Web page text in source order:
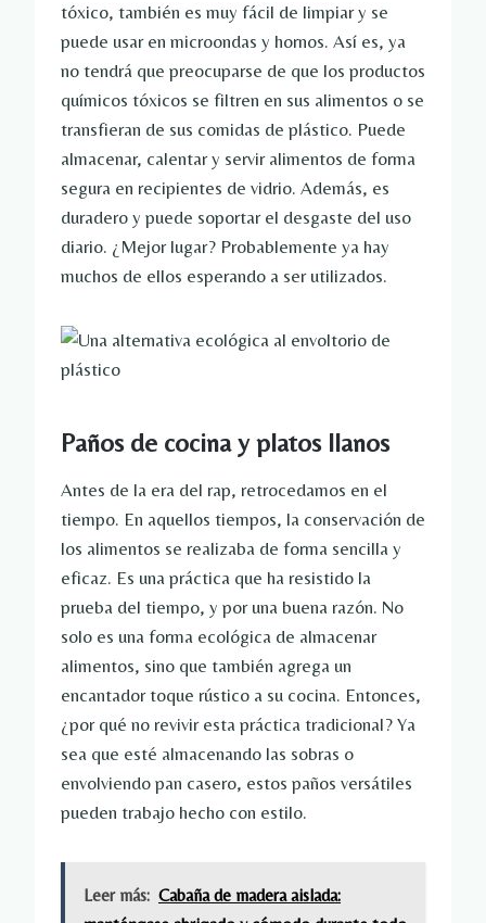
tóxico, también es muy fácil de limpiar y se
puede usar en microondas y hornos. Así es, ya
no tendrá que preocuparse de que los productos
químicos tóxicos se filtren en sus alimentos o se
transfieran de sus comidas de plástico. Puede
almacenar, calentar y servir alimentos de forma
segura en recipientes de vidrio. Además, es
duradero y puede soportar el desgaste del uso
diario. ¿Mejor lugar? Probablemente ya hay
muchos de ellos esperando a ser utilizados.
Paños de cocina y platos llanos
Antes de la era del rap, retrocedamos en el
tiempo. En aquellos tiempos, la conservación de
los alimentos se realizaba de forma sencilla y
eficaz. Es una práctica que ha resistido la
prueba del tiempo, y por una buena razón. No
solo es una forma ecológica de almacenar
alimentos, sino que también agrega un
encantador toque rústico a su cocina. Entonces,
¿por qué no revivir esta práctica tradicional? Ya
sea que esté almacenando las sobras o
envolviendo pan casero, estos paños versátiles
pueden trabajo hecho con estilo.
Leer más: Cabaña de madera aislada: